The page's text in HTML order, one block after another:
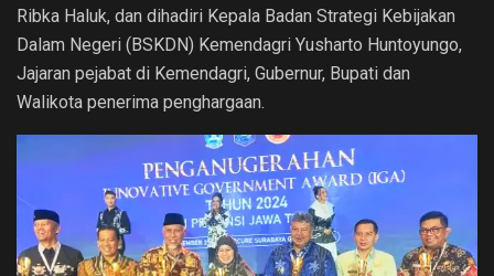
Ribka Haluk, dan dihadiri Kepala Badan Strategi Kebijakan
Dalam Negeri (BSKDN) Kemendagri Yusharto Huntoyungo,
Jajaran pejabat di Kemendagri, Gubernur, Bupati dan
Walikota penerima penghargaan.